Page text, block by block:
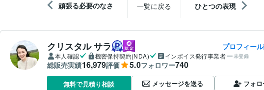
頑張る必要のなさ 一覧に戻る ひとつの表現
クリスタル サラ プロフィー
本人確認 機密保持契約(NDA) インボイス発行事業者 未登録
総販売実績16,979評価 5.0フォロワー740
無料で見積り相談 メッセージを送る フォ